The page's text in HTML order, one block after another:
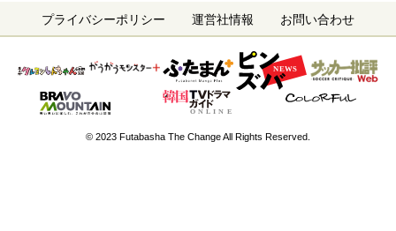
プライバシーポリシー 運営社情報 お問い合わせ
© 2023 Futabasha The Change All Rights Reserved.